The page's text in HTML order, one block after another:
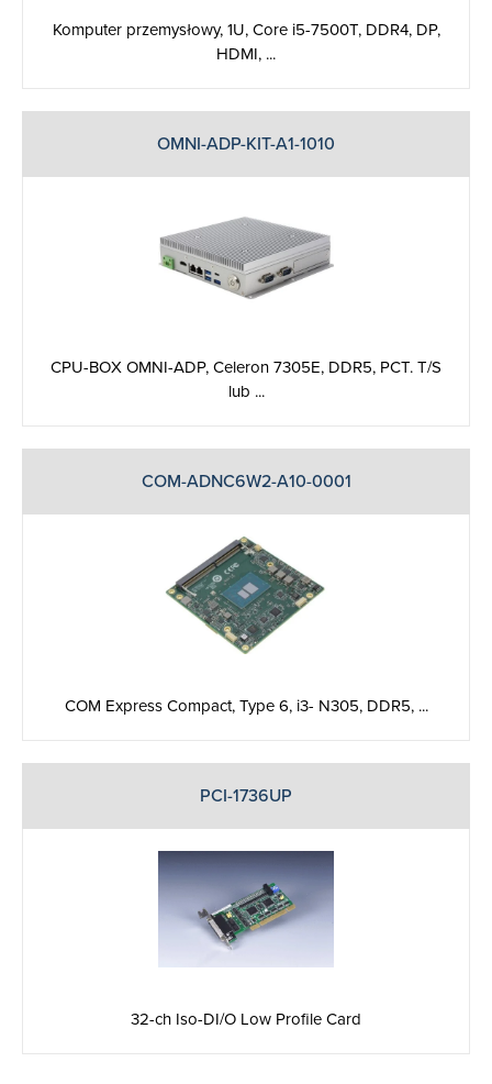
Komputer przemysłowy, 1U, Core i5-7500T, DDR4, DP,
HDMI, ...
OMNI-ADP-KIT-A1-1010
CPU-BOX OMNI-ADP, Celeron 7305E, DDR5, PCT. T/S
lub ...
COM-ADNC6W2-A10-0001
COM Express Compact, Type 6, i3- N305, DDR5, ...
PCI-1736UP
32-ch Iso-DI/O Low Profile Card